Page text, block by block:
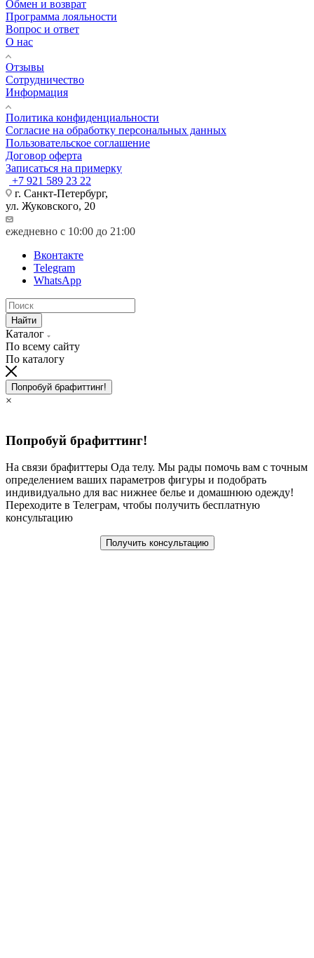
Обмен и возврат
Программа лояльности
Вопрос и ответ
О нас
Отзывы
Сотрудничество
Информация
Политика конфиденциальности
Согласие на обработку персональных данных
Пользовательское соглашение
Договор оферта
Записаться на примерку
+7 921 589 23 22
г. Санкт-Петербург,
ул. Жуковского, 20
ежедневно с 10:00 до 21:00
Вконтакте
Telegram
WhatsApp
Найти
Каталог
По всему сайту
По каталогу
Попробуй брафиттинг!
×
Попробуй брафиттинг!
На связи брафиттеры Ода телу. Мы рады помочь вам с точным
определением ваших параметров фигуры и подобрать
индивидуально для вас нижнее белье и домашнюю одежду!
Переходите в Телеграм, чтобы получить бесплатную
консультацию
Получить консультацию